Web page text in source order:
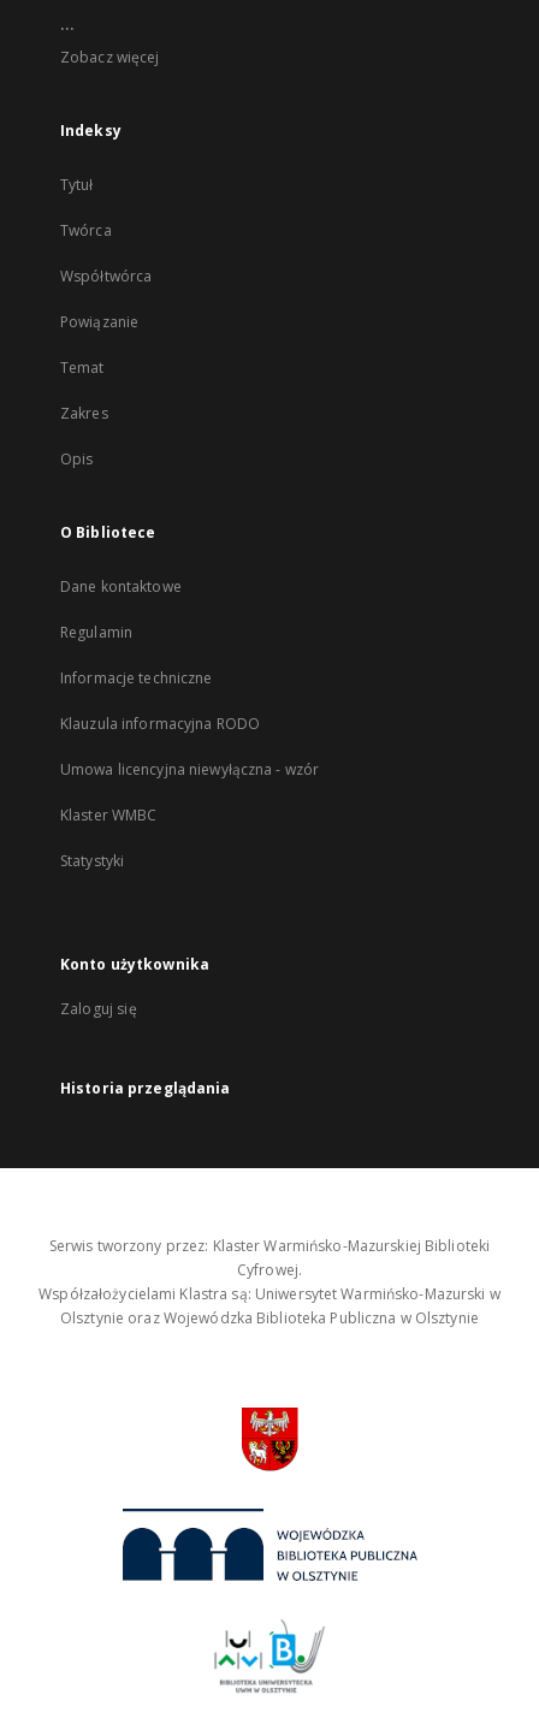
...
Zobacz więcej
Indeksy
Tytuł
Twórca
Współtwórca
Powiązanie
Temat
Zakres
Opis
O Bibliotece
Dane kontaktowe
Regulamin
Informacje techniczne
Klauzula informacyjna RODO
Umowa licencyjna niewyłączna - wzór
Klaster WMBC
Statystyki
Konto użytkownika
Zaloguj się
Historia przeglądania
Serwis tworzony przez: Klaster Warmińsko-Mazurskiej Biblioteki
Cyfrowej.
Współzałożycielami Klastra są: Uniwersytet Warmińsko-Mazurski w
Olsztynie oraz Wojewódzka Biblioteka Publiczna w Olsztynie